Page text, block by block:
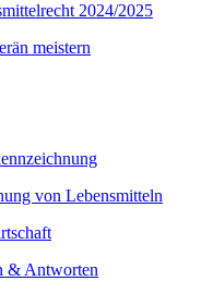
2024/2025
meistern
von Lebensmitteln
& Antworten